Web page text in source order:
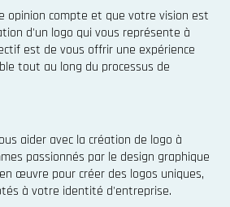
opinion compte et que votre vision est
d'un logo qui vous représente à
est de vous offrir une expérience
tout au long du processus de
aider avec la création de logo à
passionnés par le design graphique
œuvre pour créer des logos uniques,
à votre identité d'entreprise.